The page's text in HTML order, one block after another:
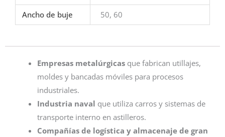
Ancho de buje 50, 60
Empresas metalúrgicasque fabrican utillajes,
moldes y bancadas móviles para procesos
industriales.
Industria naval que utiliza carros y sistemas de
transporte interno en astilleros.
Compañías de logística y almacenaje de gran